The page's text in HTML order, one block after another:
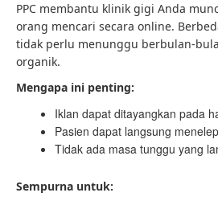
PPC membantu klinik gigi Anda
orang mencari secara online.
tidak perlu menunggu berbulan-
organik.
Mengapa ini penting:
Iklan dapat ditayangkan pada
Pasien dapat langsung
Tidak ada masa tunggu yang
Sempurna untuk: